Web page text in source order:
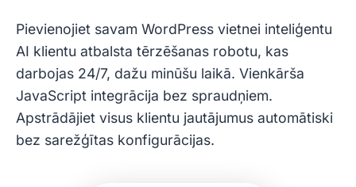
Pievienojiet savam WordPress vietnei inteliģentu
AI klientu atbalsta tērzēšanas robotu, kas
darbojas 24/7, dažu minūšu laikā. Vienkārša
JavaScript integrācija bez spraudņiem.
Apstrādājiet visus klientu jautājumus automātiski
bez sarežģītas konfigurācijas.